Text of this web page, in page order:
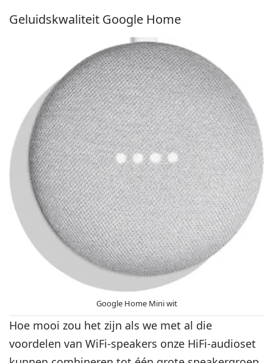
Geluidskwaliteit Google Home
Google Home Mini wit
Hoe mooi zou het zijn als we met al die
voordelen van WiFi-speakers onze HiFi-audioset